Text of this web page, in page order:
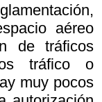
aéreo
de tráficos
tráfico o
muy pocos